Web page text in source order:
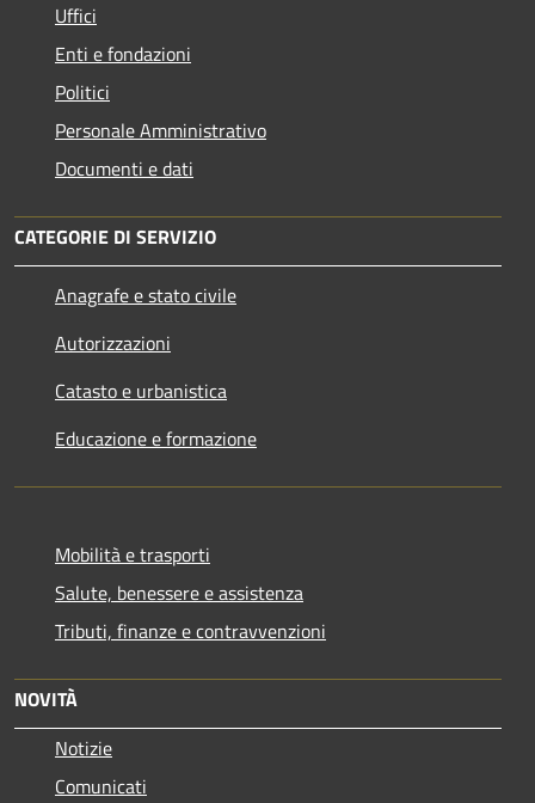
Uffici
Enti e fondazioni
Politici
Personale Amministrativo
Documenti e dati
CATEGORIE DI SERVIZIO
Anagrafe e stato civile
Autorizzazioni
Catasto e urbanistica
Educazione e formazione
Mobilità e trasporti
Salute, benessere e assistenza
Tributi, finanze e contravvenzioni
NOVITÀ
Notizie
Comunicati